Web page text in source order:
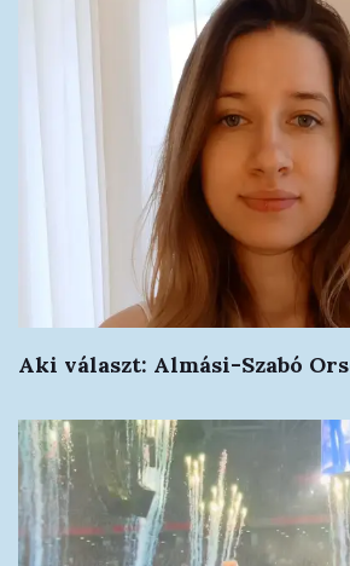
Aki választ: Almási-Szabó